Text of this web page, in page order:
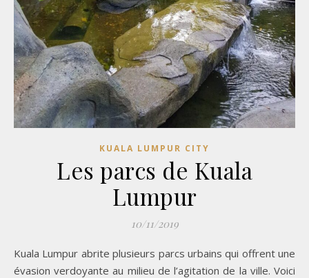
KUALA LUMPUR CITY
Les parcs de Kuala
Lumpur
10/11/2019
Kuala Lumpur abrite plusieurs parcs urbains qui offrent une
évasion verdoyante au milieu de l’agitation de la ville. Voici